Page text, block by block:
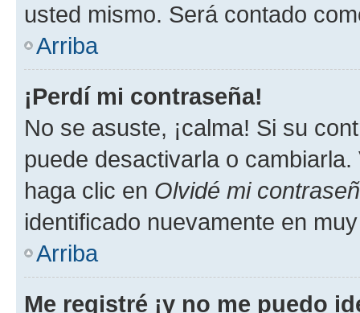
usted mismo. Será contado
Arriba
¡Perdí mi contraseña!
No se asuste, ¡calma! Si su
puede desactivarla o
haga clic en Olvidé mi
identificado nuevamente en
Arriba
Me registré ¡y no me puedo